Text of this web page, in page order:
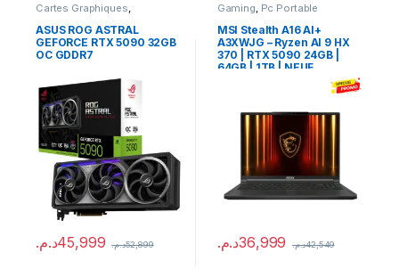
Cartes Graphiques
Composants Gaming
ASUS ROG ASTRAL
GEFORCE RTX 5090 32GB
OC GDDR7
45,999د.م. 52,899د.م.
Gaming Pc Portable
MSI Stealth A16 AI+
A3XWJG – Ryzen AI 9 HX
370 | RTX 5090 24GB |
64GB | 1TB | NEUF
36,999د.م. 42,549د.م.